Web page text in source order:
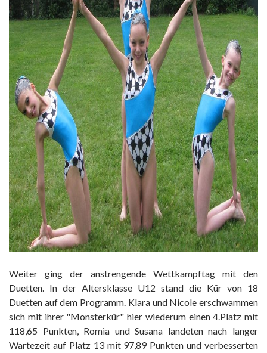
Weiter ging der anstrengende Wettkampftag mit den
Duetten. In der Altersklasse U12 stand die Kür von 18
Duetten auf dem Programm. Klara und Nicole erschwammen
sich mit ihrer "Monsterkür" hier wiederum einen 4.Platz mit
118,65 Punkten, Romia und Susana landeten nach langer
Wartezeit auf Platz 13 mit 97,89 Punkten und verbesserten